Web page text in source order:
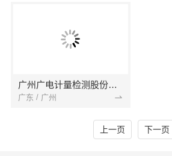
广州广电计量检测股份有限公司
广东 / 广州
上一页 下一页